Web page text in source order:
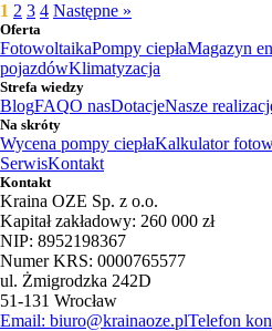
1 2 3 4 Następne »
Oferta
FotowoltaikaPompy ciepłaMagazyn
pojazdówKlimatyzacja
Strefa wiedzy
BlogFAQO nasDotacjeNasze
Na skróty
Wycena pompy ciepłaKalkulator
SerwisKontakt
Kontakt
Kraina OZE Sp. z o.o.
Kapitał zakładowy: 260 000 zł
NIP: 8952198367
Numer KRS: 0000765577
ul. Żmigrodzka 242D
51-131 Wrocław
Email: biuro@krainaoze.plTelefon